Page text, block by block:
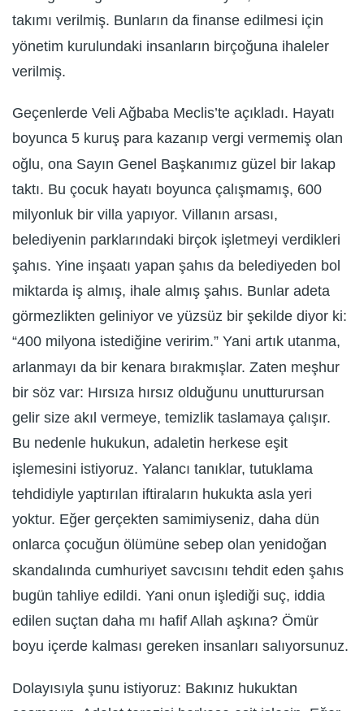
takımı verilmiş. Bunların da finanse edilmesi için
yönetim kurulundaki insanların birçoğuna ihaleler
verilmiş.
Geçenlerde Veli Ağbaba Meclis’te açıkladı. Hayatı
boyunca 5 kuruş para kazanıp vergi vermemiş olan
oğlu, ona Sayın Genel Başkanımız güzel bir lakap
taktı. Bu çocuk hayatı boyunca çalışmamış, 600
milyonluk bir villa yapıyor. Villanın arsası,
belediyenin parklarındaki birçok işletmeyi verdikleri
şahıs. Yine inşaatı yapan şahıs da belediyeden bol
miktarda iş almış, ihale almış şahıs. Bunlar adeta
görmezlikten geliniyor ve yüzsüz bir şekilde diyor ki:
“400 milyona istediğine veririm.” Yani artık utanma,
arlanmayı da bir kenara bırakmışlar. Zaten meşhur
bir söz var: Hırsıza hırsız olduğunu unutturursan
gelir size akıl vermeye, temizlik taslamaya çalışır.
Bu nedenle hukukun, adaletin herkese eşit
işlemesini istiyoruz. Yalancı tanıklar, tutuklama
tehdidiyle yaptırılan iftiraların hukukta asla yeri
yoktur. Eğer gerçekten samimiyseniz, daha dün
onlarca çocuğun ölümüne sebep olan yenidoğan
skandalında cumhuriyet savcısını tehdit eden şahıs
bugün tahliye edildi. Yani onun işlediği suç, iddia
edilen suçtan daha mı hafif Allah aşkına? Ömür
boyu içerde kalması gereken insanları salıyorsunuz.
Dolayısıyla şunu istiyoruz: Bakınız hukuktan